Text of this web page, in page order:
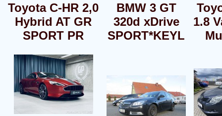
Toyota C-HR 2,0
Hybrid AT GR
SPORT PR
BMW 3 GT
320d xDrive
SPORT*KEYL
1.8